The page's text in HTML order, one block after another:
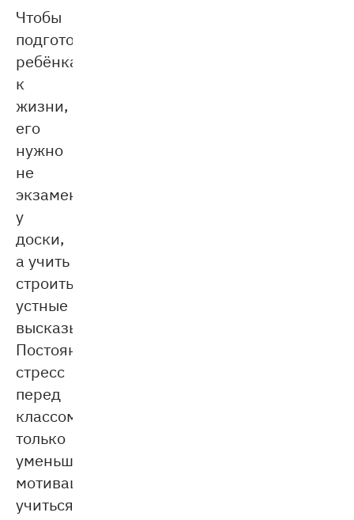
Чтобы
подготовить
ребёнка
к
жизни,
его
нужно
не
экзаменовать
у
доски,
а учить
строить
устные
высказывания.
Постоянный
стресс
перед
классом
только
уменьшает
мотивацию
учиться.